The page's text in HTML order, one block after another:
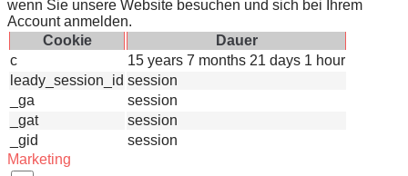
wenn Sie unsere Website besuchen und sich bei Ihrem
Account anmelden.
Cookie
Dauer
c
15 years 7 months 21 days 1 hour
leady_session_id session
_ga
session
_gat
session
_gid
session
Marketing